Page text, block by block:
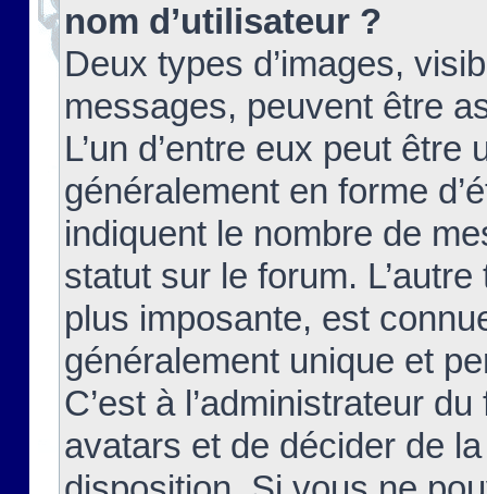
nom d’utilisateur ?
Deux types d’images,
messages, peuvent être
L’un d’entre eux peut
généralement en forme
indiquent le nombre de
statut sur le forum.
plus imposante, est
généralement unique et
C’est à l’administrateur
avatars et de décider de